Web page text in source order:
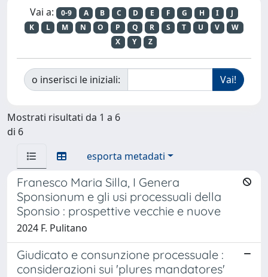
Vai a: 0-9 A B C D E F G H I
J
K
L M N O P Q R S T U V
W
X
Y Z
o inserisci le iniziali:
Mostrati risultati da 1 a 6
di 6
esporta metadati
Franesco Maria Silla, I Genera
Sponsionum e gli usi processuali della
Sponsio : prospettive vecchie e nuove
2024 F. Pulitano
Giudicato e consunzione processuale :
considerazioni sui 'plures mandatores'